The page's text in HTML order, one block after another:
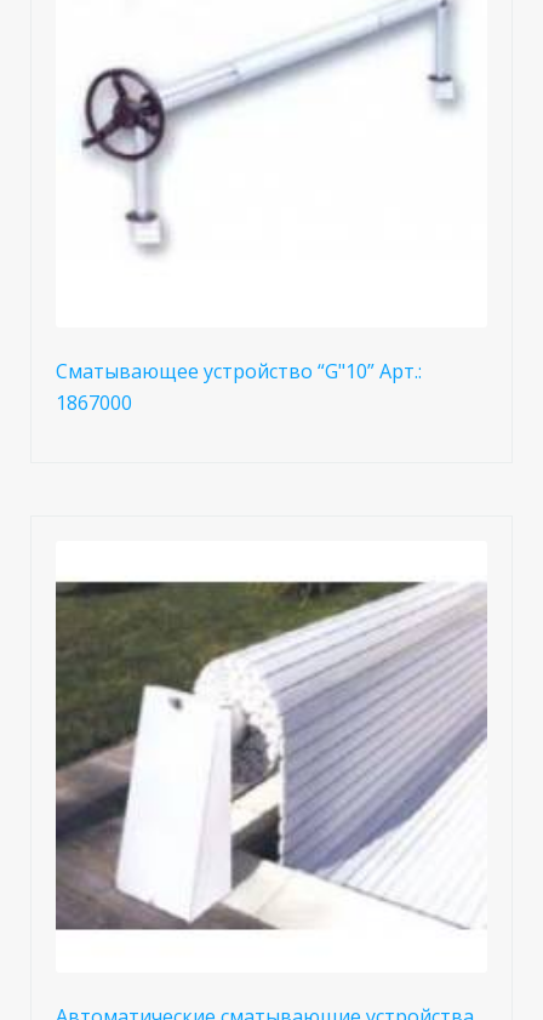
Сматывающее устройство “G"10” Арт.:
1867000